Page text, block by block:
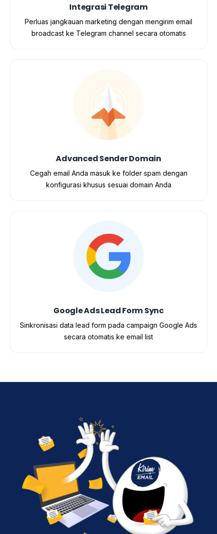
Integrasi Telegram
Perluas jangkauan marketing dengan mengirim email
broadcast ke Telegram channel secara otomatis
Advanced Sender Domain
Cegah email Anda masuk ke folder spam dengan
konfigurasi khusus sesuai domain Anda
Google Ads Lead Form Sync
Sinkronisasi data lead form pada campaign Google Ads
secara otomatis ke email list